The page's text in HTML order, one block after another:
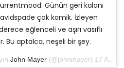
Günün geri kalanı
çok komik. İzleyen
eğlenceli ve aşırı vasıflı
Bu aptalca, neşeli bir şey.
John Mayer (@johnmayer) 17 Ara 2018, 12:27 PST tarihinde